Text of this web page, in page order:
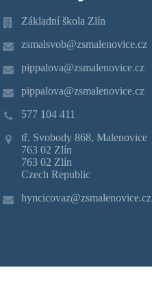
Základní škola Zlín
zsmalsvob@zsmalenovice.cz
pippalova@zsmalenovice.cz
pippalova@zsmalenovice.cz
577 104 411
tř. Svobody 868, Malenovice
763 02 Zlín
763 02 Zlín
Czech Republic
hyncicovaz@zsmalenovice.cz